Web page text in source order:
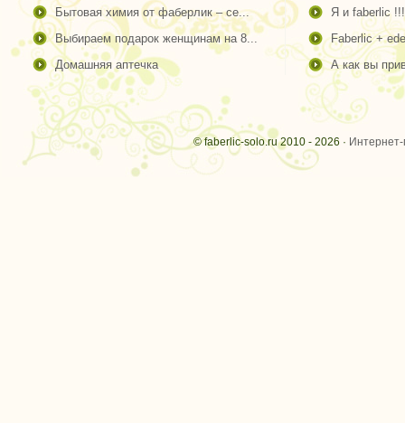
бытовая химия от фаберлик – се...
выбираем подарок женщинам на 8...
домашняя аптечка
я и faberlic !!!
faberlic +
а как вы
© faberlic-solo.ru 2010 - 2026 ·